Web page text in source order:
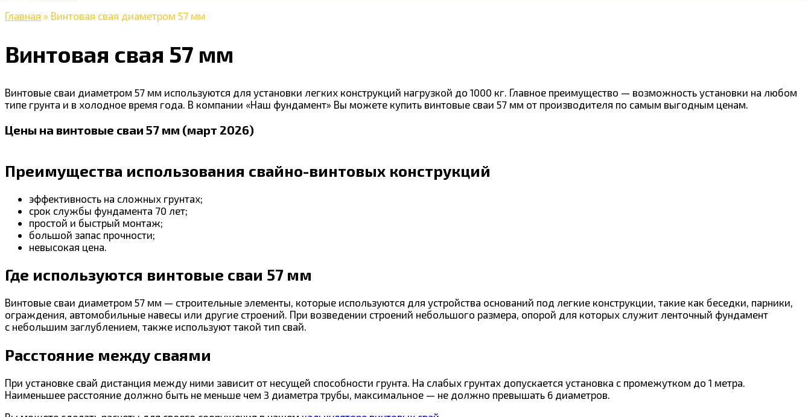
Главная » Винтовая свая диаметром 57 мм
Винтовая свая 57 мм
Винтовые сваи диаметром 57 мм используются для установки легких конструкций нагрузкой до 1000 кг. Главное преимущество — возможность установки на любом
типе грунта и в холодное время года. В компании «Наш фундамент» Вы можете купить винтовые сваи 57 мм от производителя по самым выгодным ценам.
Цены на винтовые сваи 57 мм (март 2026)
Преимущества использования свайно-винтовых конструкций
эффективность на сложных грунтах;
срок службы фундамента 70 лет;
простой и быстрый монтаж;
большой запас прочности;
невысокая цена.
Где используются винтовые сваи 57 мм
Винтовые сваи диаметром 57 мм — строительные элементы, которые используются для устройства оснований под легкие конструкции, такие как беседки, парники,
ограждения, автомобильные навесы или другие строений. При возведении строений небольшого размера, опорой для которых служит ленточный фундамент
с небольшим заглублением, также используют такой тип свай.
Расстояние между сваями
При установке свай дистанция между ними зависит от несущей способности грунта. На слабых грунтах допускается установка с промежутком до 1 метра.
Наименьшее расстояние должно быть не меньше чем 3 диаметра трубы, максимальное — не должно превышать 6 диаметров.